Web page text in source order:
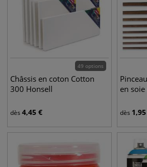
49 options
Châssis en coton Cotton
300 Honsell
dès 4,45 €
en
dès 1,95